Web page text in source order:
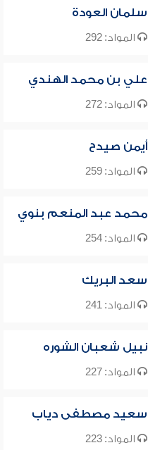
سلمان العودة
المواد: 292
علي بن محمد الهندي
المواد: 272
أيمن صيدح
المواد: 259
محمد عبد المنعم بنوي
المواد: 254
سعد البريك
المواد: 241
نبيل شعبان الشوره
المواد: 227
سعيد مصطفى دياب
المواد: 223